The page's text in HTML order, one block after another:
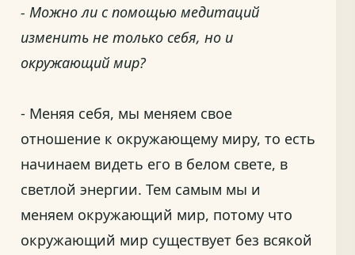
- Можно ли с помощью медитаций
изменить не только себя, но и
окружающий мир?
- Меняя себя, мы меняем свое
отношение к окружающему миру, то есть
начинаем видеть его в белом свете, в
светлой энергии. Тем самым мы и
меняем окружающий мир, потому что
окружающий мир существует без всякой